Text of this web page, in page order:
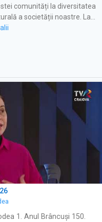
comunități la diversitatea
a societății noastre. La…
1. Anul Brâncuși 150.